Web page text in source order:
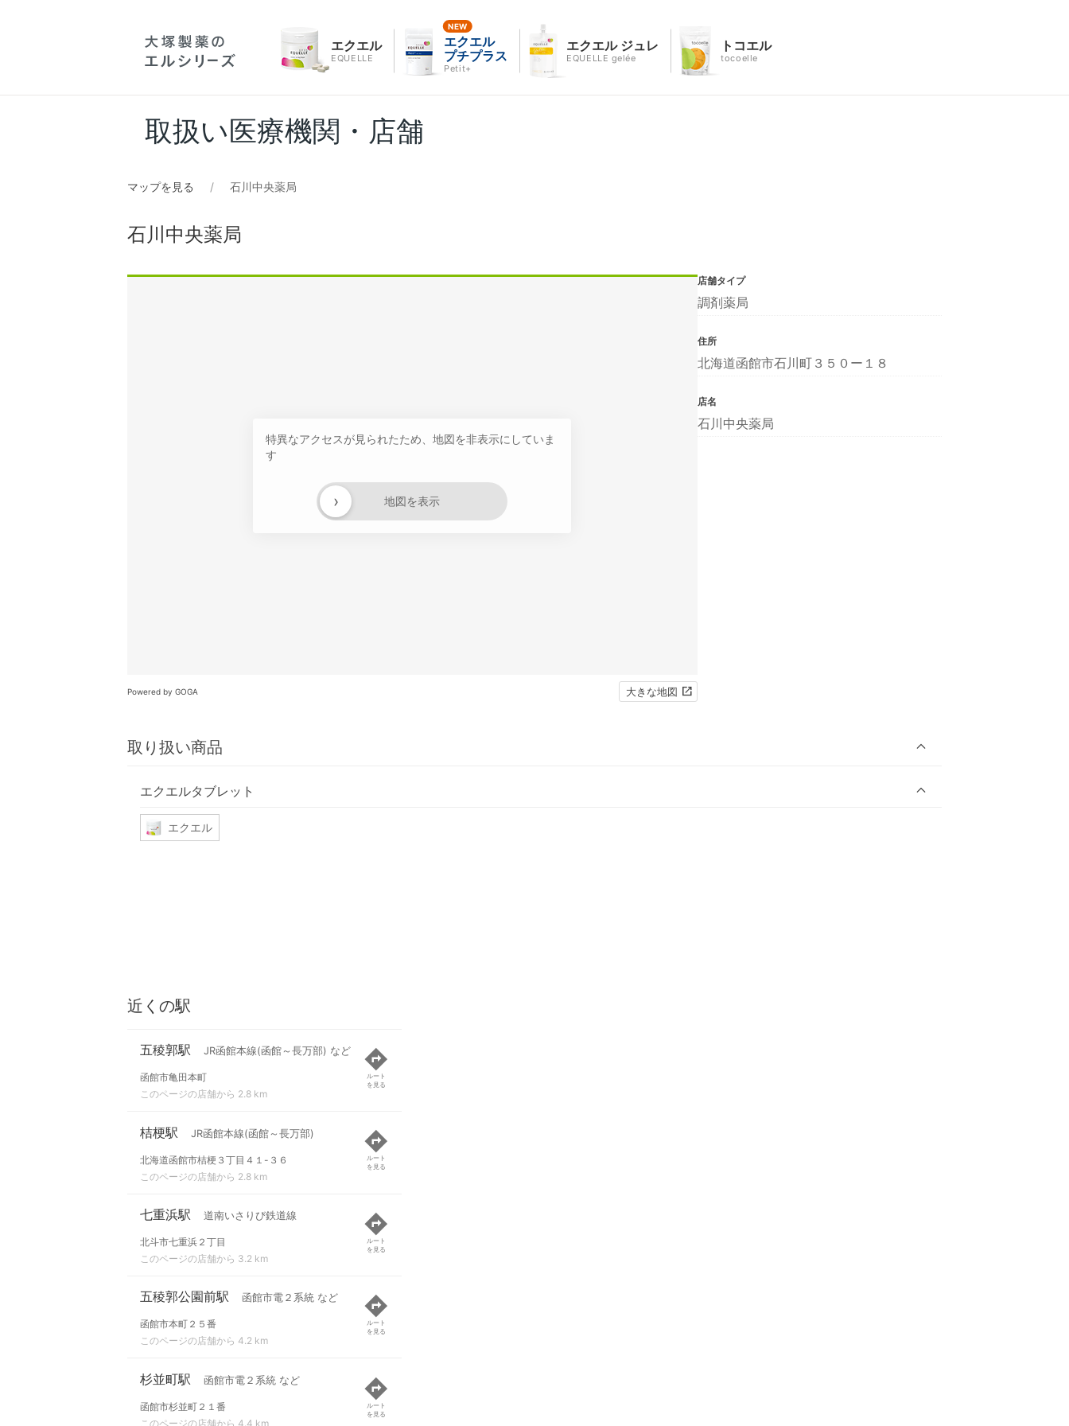
エクエル
EQUELLE
エクエル
プチプラス
Petit+
エクエル ジュレ
EQUELLE gelée
トコエル
tocoelle
取扱い医療機関・店舗
マップを見る 石川中央薬局
石川中央薬局
特異なアクセスが見られたため、地図を非表示にしていま
す
地図を表示
›
Powered by GOGA 大きな地図
取り扱い商品
エクエルタブレット
エクエル
店舗タイプ
調剤薬局
住所
北海道函館市石川町３５０ー１８
店名
石川中央薬局
近くの駅
五稜郭駅 JR函館本線(函館～長万部) など
函館市亀田本町
このページの店舗から 2.8 km
ルート
を見る
桔梗駅 JR函館本線(函館～長万部)
北海道函館市桔梗３丁目４１-３６
このページの店舗から 2.8 km
ルート
を見る
七重浜駅 道南いさりび鉄道線
北斗市七重浜２丁目
このページの店舗から 3.2 km
ルート
を見る
五稜郭公園前駅 函館市電２系統 など
函館市本町２５番
このページの店舗から 4.2 km
ルート
を見る
杉並町駅 函館市電２系統 など
函館市杉並町２１番
このページの店舗から 4.4 km
ルート
を見る